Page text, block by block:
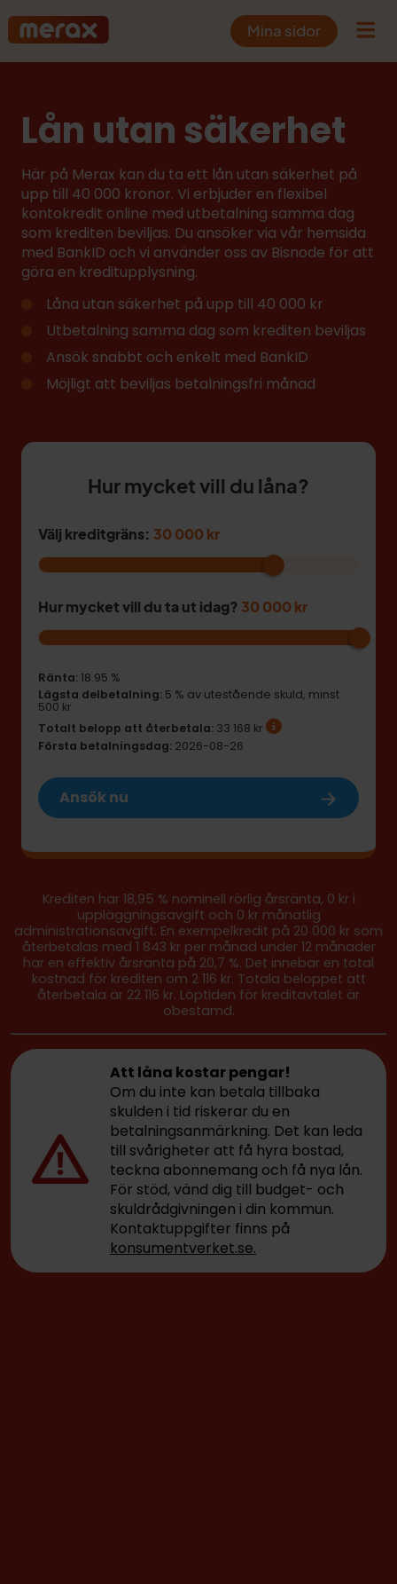
Mina sidor
Lån utan säkerhet
Här på Merax kan du ta ett lån utan säkerhet på
upp till 40 000 kronor. Vi erbjuder en flexibel
kontokredit online med utbetalning samma dag
som krediten beviljas. Du ansöker via vår hemsida
med BankID och vi använder oss av Bisnode för att
göra en kreditupplysning.
Låna utan säkerhet på upp till 40 000 kr
Utbetalning samma dag som krediten beviljas
Ansök snabbt och enkelt med BankID
Möjligt att beviljas betalningsfri månad
Hur mycket vill du låna?
Välj kreditgräns: 30 000 kr
Hur mycket vill du ta ut idag? 30 000 kr
Ränta: 18.95 %
Lägsta delbetalning: 5 % av utestående skuld, minst
500 kr
Totalt belopp att återbetala: 33 168 kr
Första betalningsdag: 2026-08-26
Ansök nu
Krediten har 18,95 % nominell rörlig årsränta, 0 kr i
uppläggningsavgift och 0 kr månatlig
administrationsavgift. En exempelkredit på 20 000 kr som
återbetalas med 1 843 kr per månad under 12 månader
har en effektiv årsränta på 20,7 %. Det innebär en total
kostnad för krediten om 2 116 kr. Totala beloppet att
återbetala är 22 116 kr. Löptiden för kreditavtalet är
obestämd.
Att låna kostar pengar!
Om du inte kan betala tillbaka
skulden i tid riskerar du en
betalningsanmärkning. Det kan leda
till svårigheter att få hyra bostad,
teckna abonnemang och få nya lån.
För stöd, vänd dig till budget- och
skuldrådgivningen i din kommun.
Kontaktuppgifter finns på
konsumentverket.se.